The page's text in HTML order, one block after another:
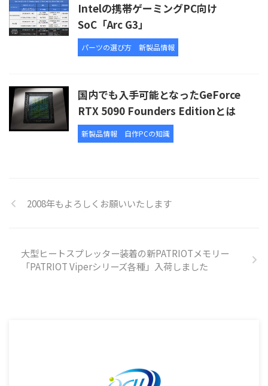
Intelの携帯ゲーミングPC向け
SoC「Arc G3」
パーツの選び方 新製品情報
国内でも入手可能となったGeForce
RTX 5090 Founders Editionとは
新製品情報 自作PCの知識
2008年もよろしくお願いいたします
大型ヒートスプレッター装着の新PATRIOTメモリー
「PATRIOT Viperシリーズ各種」入荷しました